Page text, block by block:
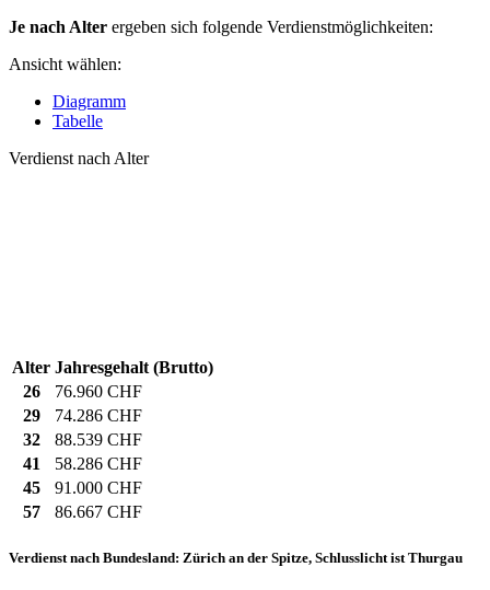
Je nach Alter ergeben sich folgende Verdienstmöglichkeiten:
Ansicht wählen:
Diagramm
Tabelle
Verdienst nach Alter
Alter Jahresgehalt (Brutto)
26
76.960 CHF
29
74.286 CHF
32
88.539 CHF
41
58.286 CHF
45
91.000 CHF
57
86.667 CHF
Verdienst nach Bundesland: Zürich an der Spitze, Schlusslicht ist Thurgau